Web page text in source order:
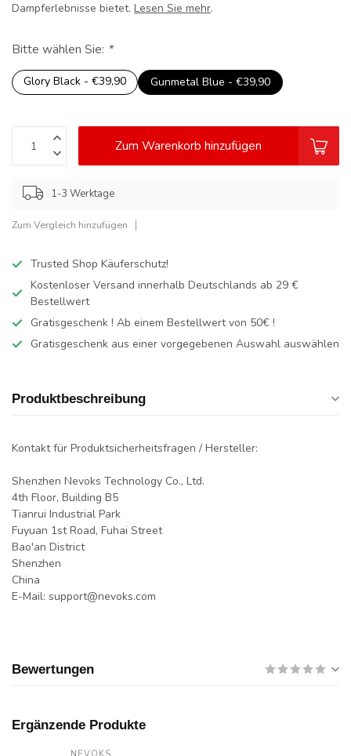
Dampferlebnisse bietet. Lesen Sie mehr.
Bitte wählen Sie: *
Glory Black - €39,90 Gunmetal Blue - €39,90
Zum Warenkorb hinzufügen
1-3 Werktage
Zum Vergleich hinzufügen
Trusted Shop Käuferschutz!
Kostenloser Versand innerhalb Deutschlands ab 29 €
Bestellwert
Gratisgeschenk ! Ab einem Bestellwert von 50€ !
Gratisgeschenk aus einer vorgegebenen Auswahl auswählen
Produktbeschreibung
Kontakt für Produktsicherheitsfragen / Hersteller:
Shenzhen Nevoks Technology Co., Ltd.
4th Floor, Building B5
Tianrui Industrial Park
Fuyuan 1st Road, Fuhai Street
Bao'an District
Shenzhen
China
E-Mail: support@nevoks.com
Bewertungen
Ergänzende Produkte